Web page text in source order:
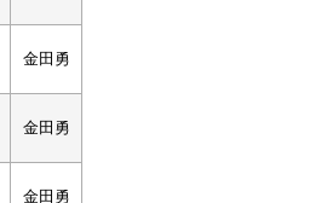
金田勇
金田勇
金田勇